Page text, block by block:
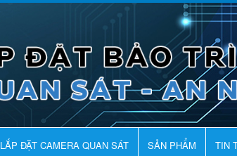
LẮP ĐẶT CAMERA QUAN SÁT SẢN PHẨM TIN